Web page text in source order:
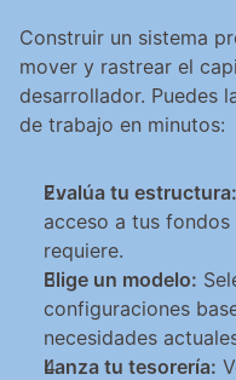
Construir un sistema
mover y rastrear el
desarrollador. Puedes
de trabajo en minutos:
Evalúa tu estructura:
acceso a tus
requiere.
Elige un modelo:
configuraciones
necesidades
Lanza tu tesorería: